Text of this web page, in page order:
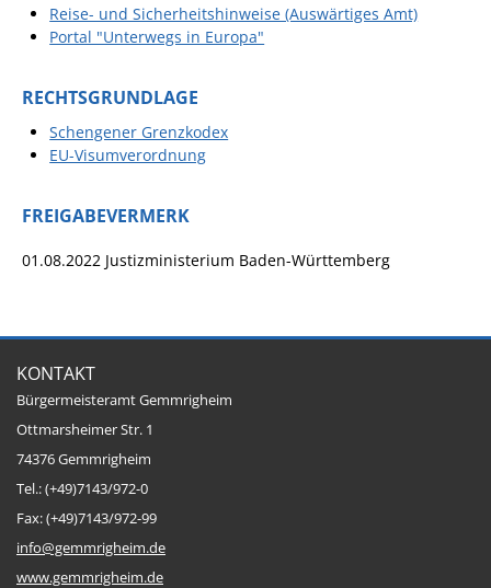
MEIN GEMMRIGHEIM
Gemmrigheim
Lesewochen
Boulebahn
Reise- und Sicherheitshinweise (Auswärtiges Amt)
Portal "Unterwegs in Europa"
RECHTSGRUNDLAGE
Schengener Grenzkodex
EU-Visumverordnung
FREIGABEVERMERK
01.08.2022 Justizministerium Baden-Württemberg
KONTAKT
Bürgermeisteramt Gemmrigheim
Ottmarsheimer Str. 1
74376 Gemmrigheim
Tel.: (+49)7143/972-0
Fax: (+49)7143/972-99
info@gemmrigheim.de
www.gemmrigheim.de